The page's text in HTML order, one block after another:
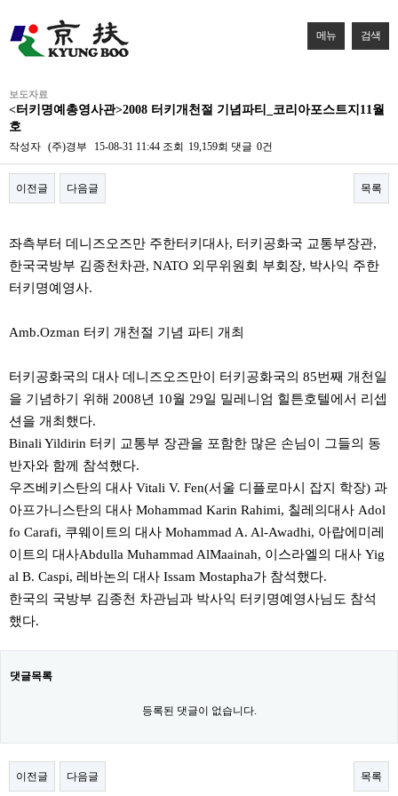
메뉴 검색
보도자료
<터키명예총영사관>2008 터키개천절 기념파티_코리아포스트지11월
호
작성자 (주)경부 15-08-31 11:44 조회 19,159회 댓글 0건
이전글 다음글 목록
좌측부터 데니즈오즈만 주한터키대사, 터키공화국 교통부장관,
한국국방부 김종천차관, NATO 외무위원회 부회장, 박사익 주한
터키명예영사.
Amb.Ozman 터키 개천절 기념 파티 개최
터키공화국의 대사 데니즈오즈만이 터키공화국의 85번째 개천일
을 기념하기 위해 2008년 10월 29일 밀레니엄 힐튼호텔에서 리셉
션을 개최했다.
Binali Yildirin 터키 교통부 장관을 포함한 많은 손님이 그들의 동
반자와 함께 참석했다.
우즈베키스탄의 대사 Vitali V. Fen(서울 디플로마시 잡지 학장) 과
아프가니스탄의 대사 Mohammad Karin Rahimi, 칠레의대사 Adol
fo Carafi, 쿠웨이트의 대사 Mohammad A. Al-Awadhi, 아랍에미레
이트의 대사Abdulla Muhammad AlMaainah, 이스라엘의 대사 Yig
al B. Caspi, 레바논의 대사 Issam Mostapha가 참석했다.
한국의 국방부 김종천 차관님과 박사익 터키명예영사님도 참석
했다.
댓글목록
등록된 댓글이 없습니다.
이전글 다음글 목록